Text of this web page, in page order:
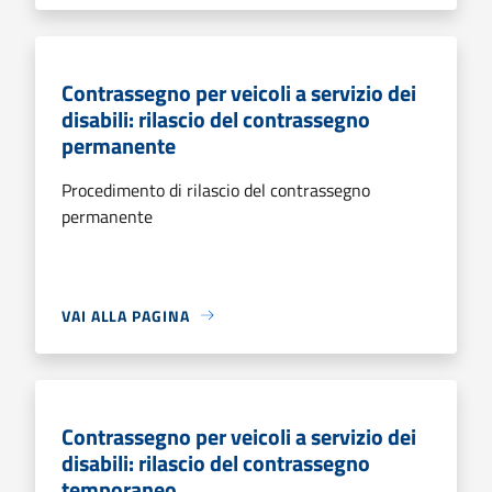
Contrassegno per veicoli a servizio dei
disabili: rilascio del contrassegno
permanente
Procedimento di rilascio del contrassegno
permanente
VAI ALLA PAGINA
Contrassegno per veicoli a servizio dei
disabili: rilascio del contrassegno